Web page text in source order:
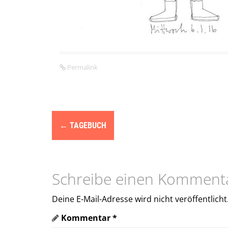
Permalink
N
a
i
g
a
← TAGEBUCH
Schreibe einen
Deine E-Mail-Adresse wird nicht
Kommentar*